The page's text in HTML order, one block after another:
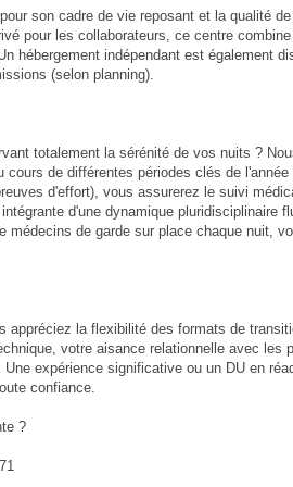
son cadre de vie reposant et la qualité
pour les collaborateurs, ce centre
hébergement indépendant est également
(selon planning).
totalement la sérénité de vos nuits ?
cours de différentes périodes clés de
d'effort), vous assurerez le suivi
d'une dynamique pluridisciplinaire
de garde sur place chaque nuit,
appréciez la flexibilité des formats de
votre aisance relationnelle avec les
expérience significative ou un DU en
confiance.
?